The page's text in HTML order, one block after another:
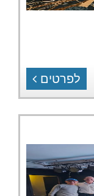
לפרטים